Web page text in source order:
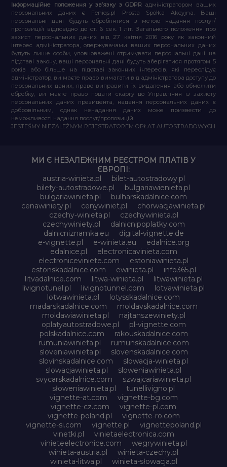
Інформаційне положення у зв’язку з GDPR адміністратором ваших
персональних даних є Feniqs.pl Prosta Spółka Akcyjna. Ваші
персональні дані будуть оброблятися з метою надання послуг/
пропозицій відповідно до ст. 6 сек. 1 літ. Загального положення про
захист персональних даних від 27 квітня 2016 року як законний
інтерес адміністратора, одержувачами ваших персональних даних
будуть лише особи, уповноважені отримувати персональні дані на
підставі закону, ваші персональні дані будуть зберігатися протягом 5
років або більше на підставі законних інтересів, які переслідує
адміністратор, ви маєте право вимагати від адміністратора доступу до
персональних даних, право виправити їх видалення або обмежити
обробку, ви маєте право подати скаргу до Управління із захисту
персональних даних президента, надання персональних даних є
добровільним, однак ненадання даних може призвести до
неможливості надання послуг/пропозицій.
JESTEŚMY NIEZALEŻNYM REJESTRATOREM OPŁAT AUTOSTRADOWYCH
МИ Є НЕЗАЛЕЖНИМ РЕЄСТРОМ ПЛАТІВ У
ЄВРОПІ:
austria-winieta.pl
bilet-autostradowy.pl
bilety-autostradowe.pl
bulgariawienieta.pl
bulgariawinieta.pl
bulharskadalnice.com
cenawiniety.pl
cenywiniet.pl
chorwacjawinieta.pl
czechy-winieta.pl
czechywinieta.pl
czechywiniety.pl
dalnicnipoplatky.com
dalnicniznamka.eu
digital-vignette.de
e-vignette.pl
e-winieta.eu
edalnice.org
edalnice.pl
electronicavinieta.com
electroniceviniete.com
estoniawinieta.pl
estonskadalnice.com
ewinieta.pl
info365.pl
litvadalnice.com
litwa-winieta.pl
litwawinieta.pl
livignotunel.pl
livignotunnel.com
lotvawinieta.pl
lotwawinieta.pl
lotysskadalnice.com
madarskadalnice.com
moldavskadalnice.com
moldawiawinieta.pl
najtanszewiniety.pl
oplatyautostradowe.pl
pl-vignette.com
polskadalnice.com
rakouskadalnice.com
rumuniawinieta.pl
rumunskadalnice.com
sloveniawinieta.pl
slovenskadalnice.com
slovinskadalnice.com
slowacja-winieta.pl
slowacjawinieta.pl
sloweniawinieta.pl
svycarskadalnice.com
szwajcariawinieta.pl
słoweniawinieta.pl
tunellivigno.pl
vignette-at.com
vignette-bg.com
vignette-cz.com
vignette-pl.com
vignette-poland.pl
vignette-ro.com
vignette-si.com
vignette.pl
vignettepoland.pl
vinetki.pl
vinietaelectronica.com
vinieteelectronice.com
wegrywinieta.pl
winieta-austria.pl
winieta-czechy.pl
winieta-litwa.pl
winieta-słowacja.pl